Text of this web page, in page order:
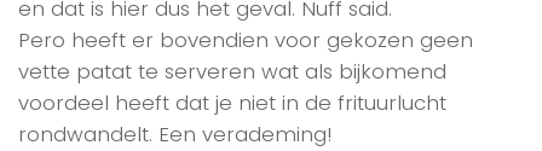
en dat is hier dus het geval. Nuff said.
Pero heeft er bovendien voor gekozen geen
vette patat te serveren wat als bijkomend
voordeel heeft dat je niet in de frituurlucht
rondwandelt. Een verademing!